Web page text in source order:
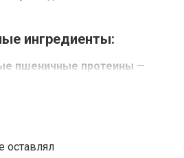
ингредиенты:
пшеничные протеины —
и придают волосам
рост,
оставлял